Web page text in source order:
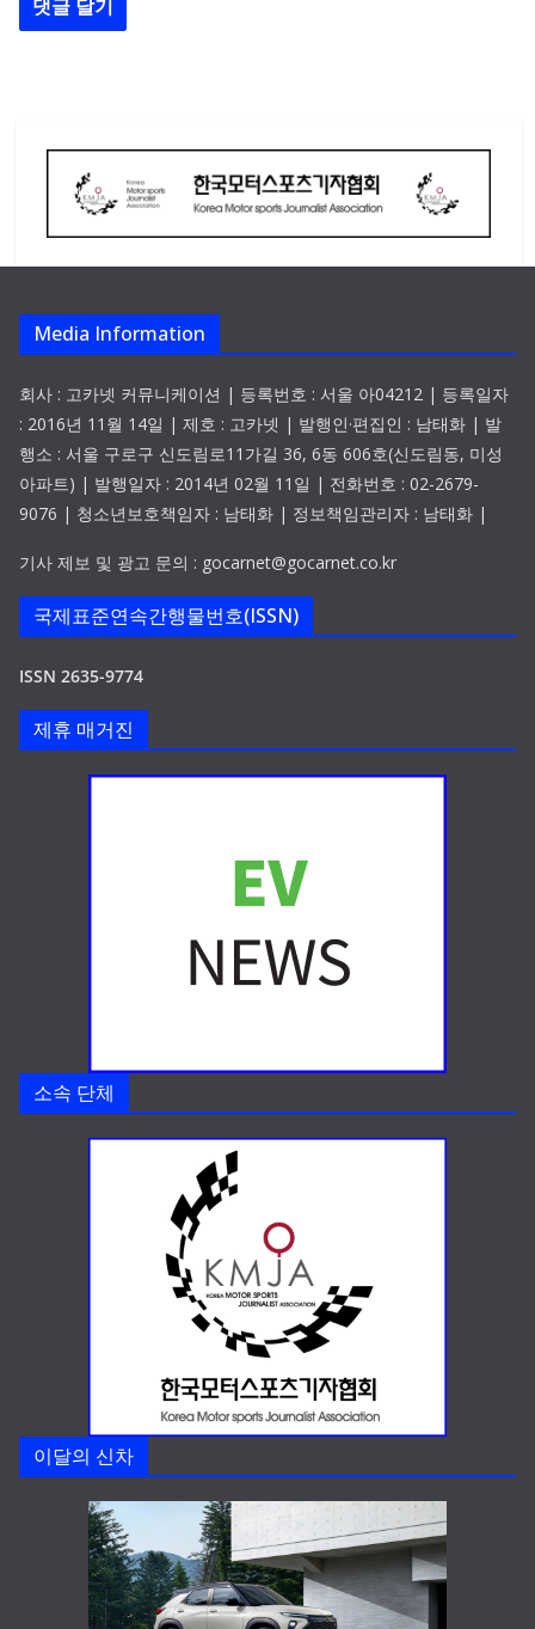
Media Information
회사 : 고카넷 커뮤니케이션 | 등록번호 : 서울 아04212 | 등록일자
: 2016년 11월 14일 | 제호 : 고카넷 | 발행인·편집인 : 남태화 | 발
행소 : 서울 구로구 신도림로11가길 36, 6동 606호(신도림동, 미성
아파트) | 발행일자 : 2014년 02월 11일 | 전화번호 : 02-2679-
9076 | 청소년보호책임자 : 남태화 | 정보책임관리자 : 남태화 |
기사 제보 및 광고 문의 : gocarnet@gocarnet.co.kr
국제표준연속간행물번호(ISSN)
ISSN 2635-9774
제휴 매거진
소속 단체
이달의 신차